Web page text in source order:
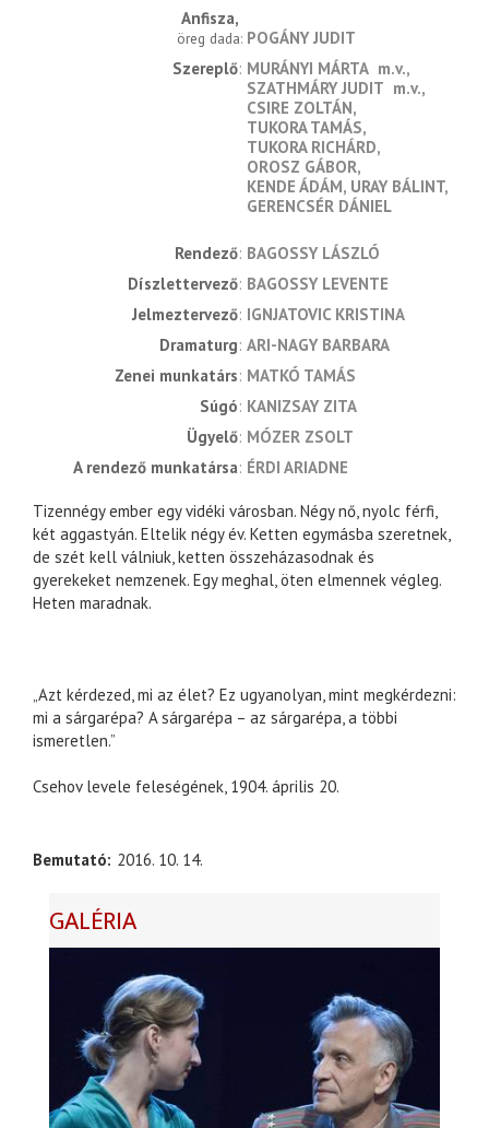
Anfisza
öreg dada POGÁNY JUDIT
Szereplő MURÁNYI MÁRTA m.v.
SZATHMÁRY JUDIT m.v.
CSIRE ZOLTÁN
TUKORA TAMÁS
TUKORA RICHÁRD
OROSZ GÁBOR
KENDE ÁDÁM URAY BÁLINT
GERENCSÉR DÁNIEL
rendező BAGOSSY LÁSZLÓ
díszlettervező BAGOSSY LEVENTE
jelmeztervező IGNJATOVIC KRISTINA
dramaturg ARI-NAGY BARBARA
zenei munkatárs MATKÓ TAMÁS
súgó KANIZSAY ZITA
ügyelő MÓZER ZSOLT
a rendező munkatársa ÉRDI ARIADNE
Tizennégy ember egy vidéki városban. Négy nő, nyolc férfi,
két aggastyán. Eltelik négy év. Ketten egymásba szeretnek,
de szét kell válniuk, ketten összeházasodnak és
gyerekeket nemzenek. Egy meghal, öten elmennek végleg.
Heten maradnak.
„Azt kérdezed, mi az élet? Ez ugyanolyan, mint megkérdezni:
mi a sárgarépa? A sárgarépa – az sárgarépa, a többi
ismeretlen.”
Csehov levele feleségének, 1904. április 20.
Bemutató 2016. 10. 14.
GALÉRIA